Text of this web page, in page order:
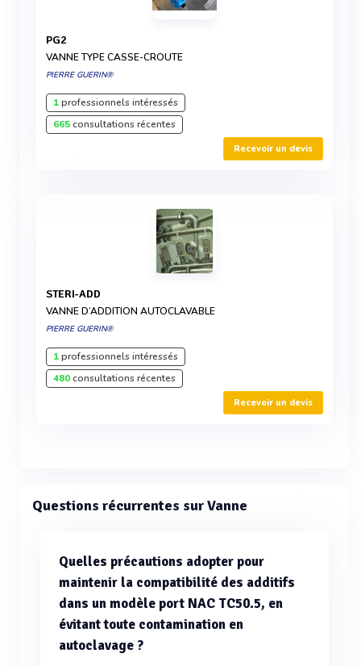
PG2
VANNE TYPE CASSE-CROUTE
PIERRE GUERIN®
1professionnels intéressés
665consultations récentes
Recevoir un devis
STERI-ADD
VANNE D’ADDITION AUTOCLAVABLE
PIERRE GUERIN®
1professionnels intéressés
480consultations récentes
Recevoir un devis
Questions récurrentes sur Vanne
Quelles précautions adopter pour
maintenir la compatibilité des additifs
dans un modèle port NAC TC50.5, en
évitant toute contamination en
autoclavage ?